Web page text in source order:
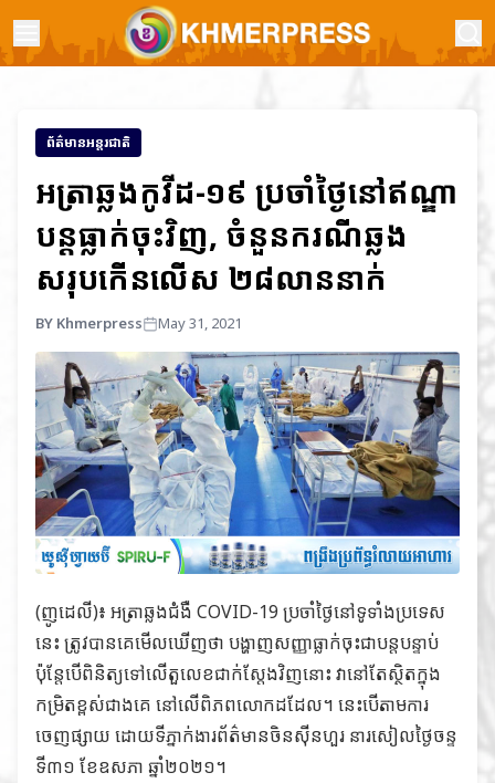
ព័ត៌មានអន្តរជាតិ
អត្រាឆ្លងកូវីដ-១៩ ប្រចាំថ្ងៃនៅឥណ្ឌា
បន្តធ្លាក់ចុះវិញ, ចំនួនករណីឆ្លង
សរុបកើនលើស ២៨លាននាក់
BY Khmerpress May 31, 2021
(ញូដេលី)៖ អត្រាឆ្លងជំងឺ COVID-19 ប្រចាំថ្ងៃនៅទូទាំងប្រទេស
នេះ ត្រូវបានគេមើលឃើញថា បង្ហាញសញ្ញាធ្លាក់ចុះជាបន្តបន្ទាប់
ប៉ុន្តែបើពិនិត្យទៅលើតួលេខជាក់ស្តែងវិញនោះ វានៅតែស្ថិតក្នុង
កម្រិតខ្ពស់ជាងគេ នៅលើពិភពលោកដដែល។ នេះបើតាមការ
ចេញផ្សាយ ដោយទីភ្នាក់ងារព័ត៌មានចិនស៊ីនហួរ នារសៀលថ្ងៃចន្ទ
ទី៣១ ខែឧសភា ឆ្នាំ២០២១។